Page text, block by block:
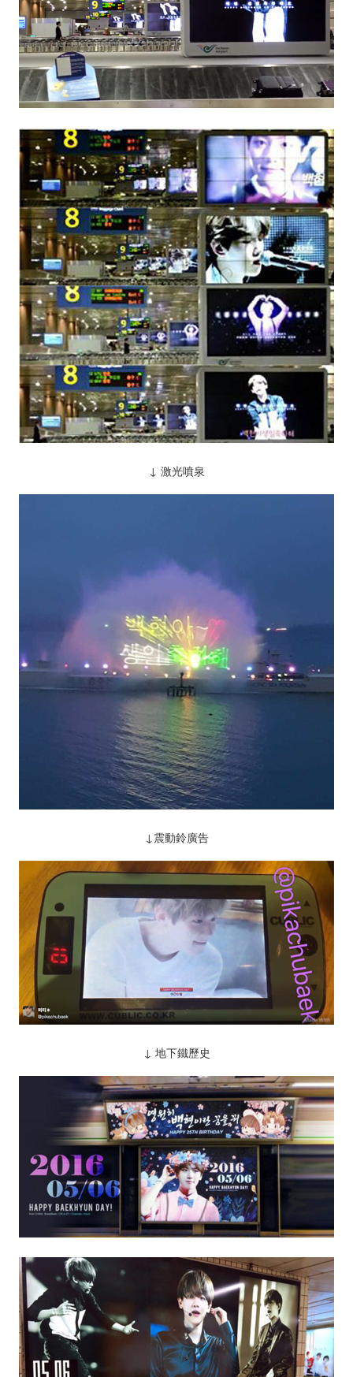
↓ 激光噴泉
↓震動鈴廣告
↓ 地下鐵歷史